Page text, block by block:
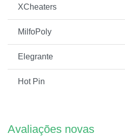
XCheaters
MilfoPoly
Elegrante
Hot Pin
Avaliações novas